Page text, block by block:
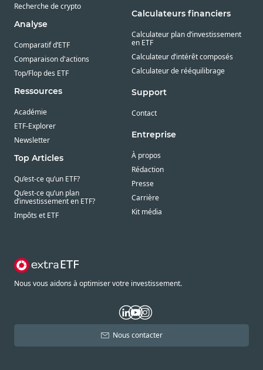
Recherche de crypto
Analyse
Comparatif d’ETF
Comparaison d'actions
Top/Flop des ETF
Ressources
Académie
ETF-Explorer
Newsletter
Top Articles
Qu’est-ce qu’un ETF?
Qu’est-ce qu’un plan
d’investissement en ETF?
Impôts et ETF
Calculateurs financiers
Calculateur plan d’investissement
en ETF
Calculateur d’intérêt composés
Calculateur de rééquilibrage
Support
Contact
Entreprise
À propos
Rédaction
Presse
Carrière
Kit média
Nous vous aidons à optimiser votre investissement.
Nous contacter